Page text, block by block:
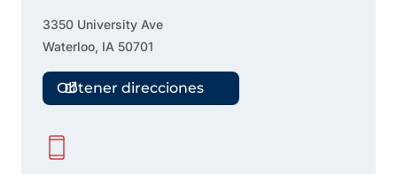
3350 University Ave
Waterloo, IA 50701
Obtener direcciones